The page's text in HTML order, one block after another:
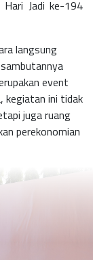
Hari Jadi ke-194
langsung
event
kegiatan ini tidak
juga ruang
perekonomian